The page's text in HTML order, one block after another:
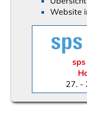
Website
27. -